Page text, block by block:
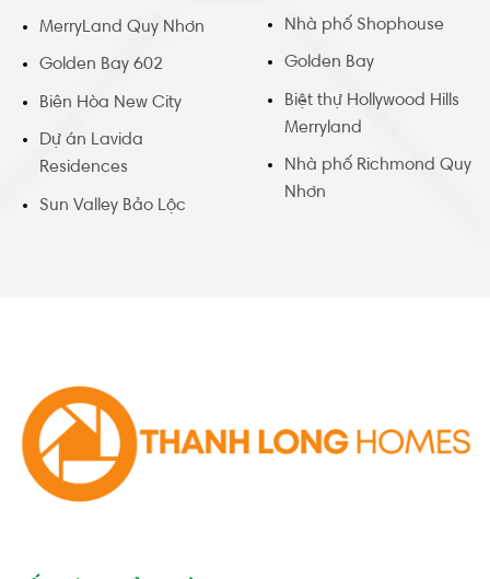
MerryLand Quy Nhơn
Golden Bay 602
Biên Hòa New City
Dự án Lavida
Residences
Sun Valley Bảo Lộc
Nhà phố Shophouse
Golden Bay
Biệt thự Hollywood Hills
Merryland
Nhà phố Richmond Quy
Nhơn